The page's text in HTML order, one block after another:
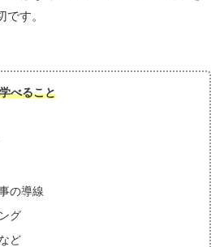
す。
べること
の導線
グ
ど